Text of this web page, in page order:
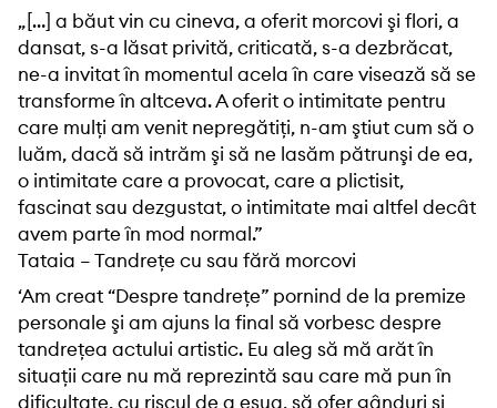
„[…] a băut vin cu cineva, a oferit morcovi şi flori, a
dansat, s-a lăsat privită, criticată, s-a dezbrăcat,
ne-a invitat în momentul acela în care visează să se
transforme în altceva. A oferit o intimitate pentru
care mulţi am venit nepregătiţi, n-am ştiut cum să o
luăm, dacă să intrăm şi să ne lasăm pătrunşi de ea,
o intimitate care a provocat, care a plictisit,
fascinat sau dezgustat, o intimitate mai altfel decât
avem parte în mod normal.”
Tataia – Tandrețe cu sau fără morcovi
‘Am creat “Despre tandreţe” pornind de la premize
personale şi am ajuns la final să vorbesc despre
tandreţea actului artistic. Eu aleg să mă arăt în
situaţii care nu mă reprezintă sau care mă pun în
dificultate, cu riscul de a eşua, să ofer gânduri şi